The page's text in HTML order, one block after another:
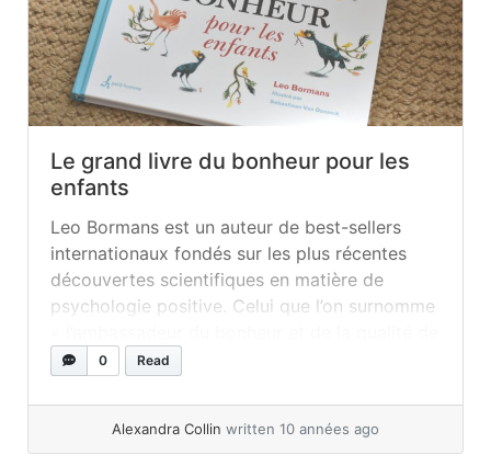
Le grand livre du bonheur pour les
enfants
Leo Bormans est un auteur de best-sellers
internationaux fondés sur les plus récentes
découvertes scientifiques en matière de
psychologie positive. Celui que l’on surnomme
vie » ou encore « le spécialiste du bonheur » a
dévoilant ainsi les 10 clés d’une vie... »read
0 Read
Alexandra Collin written 10 années ago